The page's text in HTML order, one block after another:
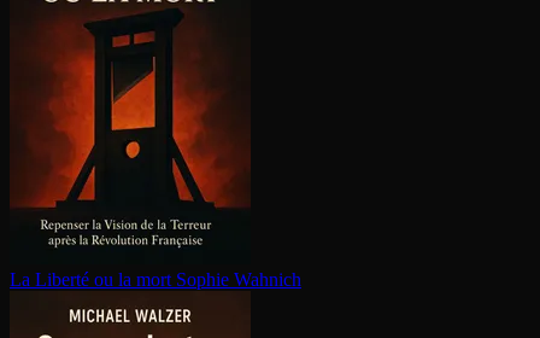
La Liberté ou la mort Sophie Wahnich